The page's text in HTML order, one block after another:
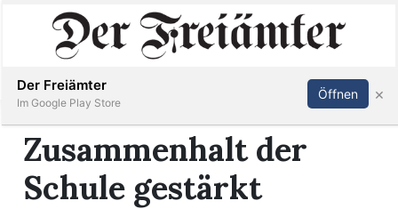
Immobilien
Inserieren Abonnieren Anmelden
Zusammenhalt der
Schule gestärkt
Der Freiämter
Im Google Play Store
Öffnen ×